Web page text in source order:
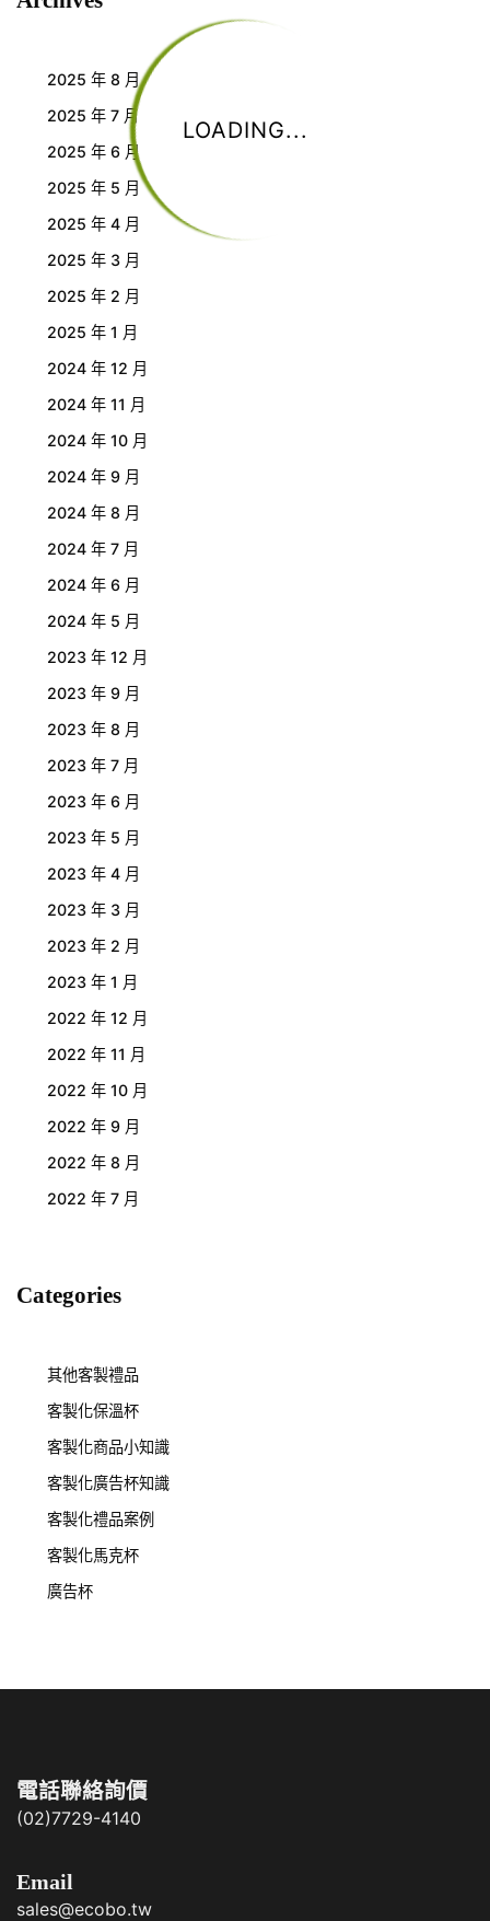
LOADING...
2025 年 8 月
2025 年 7 月
2025 年 6 月
2025 年 5 月
2025 年 4 月
2025 年 3 月
2025 年 2 月
2025 年 1 月
2024 年 12 月
2024 年 11 月
2024 年 10 月
2024 年 9 月
2024 年 8 月
2024 年 7 月
2024 年 6 月
2024 年 5 月
2023 年 12 月
2023 年 9 月
2023 年 8 月
2023 年 7 月
2023 年 6 月
2023 年 5 月
2023 年 4 月
2023 年 3 月
2023 年 2 月
2023 年 1 月
2022 年 12 月
2022 年 11 月
2022 年 10 月
2022 年 9 月
2022 年 8 月
2022 年 7 月
Categories
其他客製禮品
客製化保溫杯
客製化商品小知識
客製化廣告杯知識
客製化禮品案例
客製化馬克杯
廣告杯
電話聯絡詢價
(02)7729-4140
Email
sales@ecobo.tw